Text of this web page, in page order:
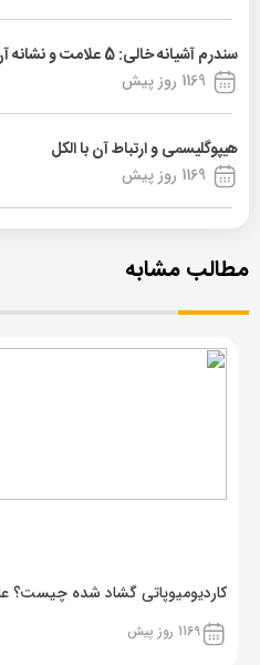
سندرم آشیانه خالی: 5 علامت و نشانه آن
1169 روز پیش
هیپوگلیسمی و ارتباط آن با الکل
1169 روز پیش
مطالب مشابه
کاردیومیوپاتی گشاد شده چیست؟
1169 روز پیش